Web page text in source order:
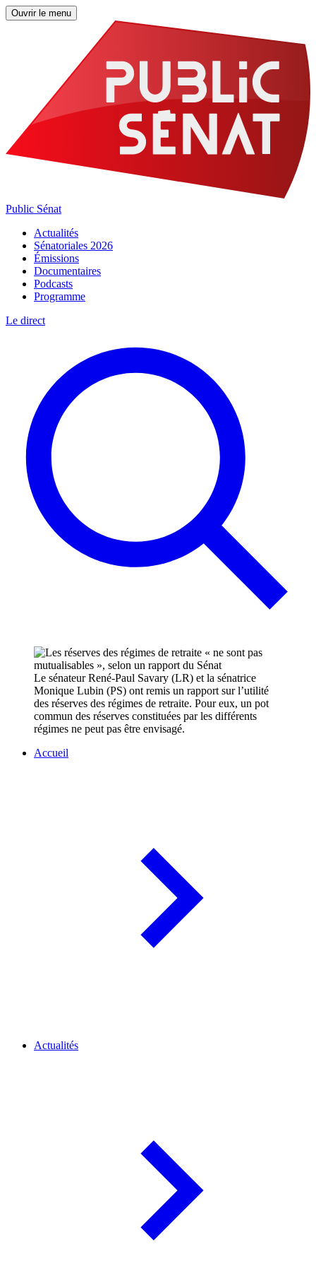
Ouvrir le menu
Public Sénat
Actualités
Sénatoriales 2026
Émissions
Documentaires
Podcasts
Programme
Le direct
Le sénateur René-Paul Savary (LR) et la sénatrice
Monique Lubin (PS) ont remis un rapport sur l’utilité
des réserves des régimes de retraite. Pour eux, un pot
commun des réserves constituées par les différents
régimes ne peut pas être envisagé.
Accueil
Actualités